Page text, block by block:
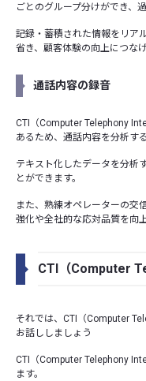
ごとのグループ分けができ、
記録・蓄積された情報をリア
省き、顧客体験の向上につな
通話内容の録音
CTI（Computer Telephony
あるため、通話内容を分析す
テキスト化したデータを分析
とができます。
また、熟練オペレーターの交
強化や全社的な応対品質を向
CTI（Computer
それでは、CTI（Computer
お話ししましょう
CTI（Computer Telephony
ます。